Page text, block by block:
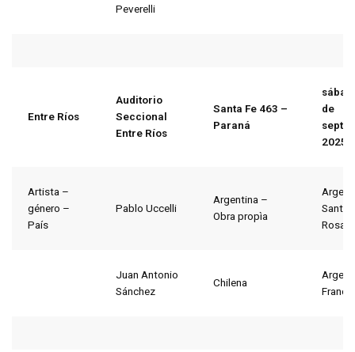
Peverelli
Entre Ríos
Auditorio
Seccional
Entre Ríos
Santa Fe 463 –
Paraná
de
2025
Artista –
género –
País
Pablo Uccelli
Argentina –
Obra propìa
Santa
Juan Antonio
Sánchez
Chilena
Francia